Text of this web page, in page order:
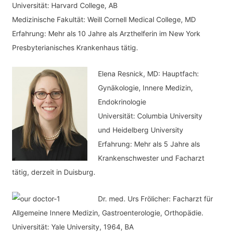
:r
i
Universität: Harvard College, AB
Medizinische Fakultät: Weill Cornell Medical College, MD
Erfahrung: Mehr als 10 Jahre als Arzthelferin im New York
Presbyterianisches Krankenhaus tätig.
Elena Resnick, MD: Hauptfach:
Gynäkologie, Innere Medizin,
Endokrinologie
Universität: Columbia University
und Heidelberg University
Erfahrung: Mehr als 5 Jahre als
Krankenschwester und Facharzt
tätig, derzeit in Duisburg.
Dr. med. Urs Frölicher: Facharzt für
Allgemeine Innere Medizin, Gastroenterologie, Orthopädie.
Universität: Yale University, 1964, BA